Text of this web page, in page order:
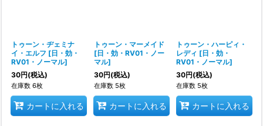
トゥーン・ヂェミナ
イ・エルフ [日・効・
RV01・ノーマル]
30円(税込)
在庫数 6枚
カートに入れる
トゥーン・マーメイド
[日・効・RV01・ノー
マル]
30円(税込)
在庫数 5枚
カートに入れる
トゥーン・ハーピィ・
レディ [日・効・
RV01・ノーマル]
30円(税込)
在庫数 5枚
カートに入れる